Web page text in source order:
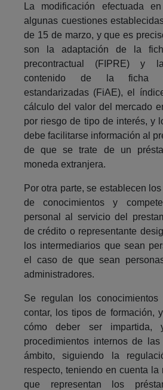
La modificación efectuada
algunas cuestiones
de 15 de marzo, y que es
son la adaptación de la
precontractual (FIPRE) y
contenido de la ficha
estandarizadas (FiAE), el
cálculo del valor del mercado
por riesgo de tipo de interés, y
debe facilitarse información al
de que se trate de un
moneda extranjera.
Por otra parte, se establecen
de conocimientos y
personal al servicio del
de crédito o representante
los intermediarios que sean
el caso de que sean
administradores.
Se regulan los
contar, los tipos de formación,
cómo deber ser
procedimientos internos de
ámbito, siguiendo la
respecto, teniendo en cuenta la
que representan los